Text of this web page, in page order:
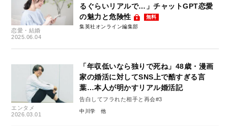
恋愛・結婚
2025.06.04
るぐらいリアルで…」チャットGPT恋愛
の魅力と危険性
無料
集英社オンライン編集部
エンタメ
2026.03.01
「年収低いなら独りで死ね」48歳・漫画
家の婚活に対してSNS上で酷すぎる言
葉…本人が明かすリアル婚活記
告白してフラれた相手と再会#3
中川学